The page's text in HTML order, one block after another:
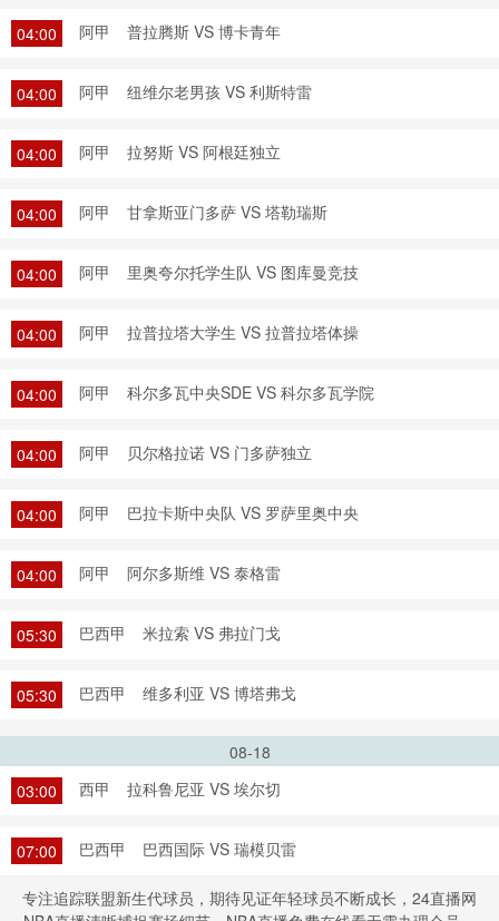
04:00 阿甲 普拉腾斯 VS 博卡青年
04:00 阿甲 纽维尔老男孩 VS 利斯特雷
04:00 阿甲 拉努斯 VS 阿根廷独立
04:00 阿甲 甘拿斯亚门多萨 VS 塔勒瑞斯
04:00 阿甲 里奥夸尔托学生队 VS 图库曼竞技
04:00 阿甲 拉普拉塔大学生 VS 拉普拉塔体操
04:00 阿甲 科尔多瓦中央SDE VS 科尔多瓦学院
04:00 阿甲 贝尔格拉诺 VS 门多萨独立
04:00 阿甲 巴拉卡斯中央队 VS 罗萨里奥中央
04:00 阿甲 阿尔多斯维 VS 泰格雷
05:30 巴西甲 米拉索 VS 弗拉门戈
05:30 巴西甲 维多利亚 VS 博塔弗戈
08-18
03:00
西甲 拉科鲁尼亚 VS 埃尔切
07:00 巴西甲 巴西国际 VS 瑞模贝雷
专注追踪联盟新生代球员，期待见证年轻球员不断成长，24直播网